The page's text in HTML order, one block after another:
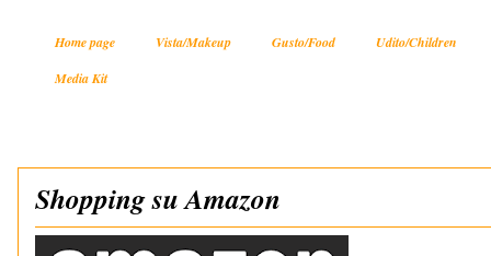
Home page Vista/Makeup Gusto/Food
Udito/Children
Media Kit
Shopping su Amazon